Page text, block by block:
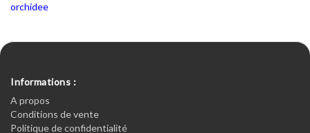
orchidee
Informations :
A propos
Conditions de vente
Politique de confidentialité